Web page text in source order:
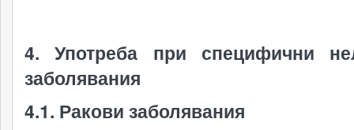
4. Употреба при специфични
заболявания
4.1. Ракови заболявания